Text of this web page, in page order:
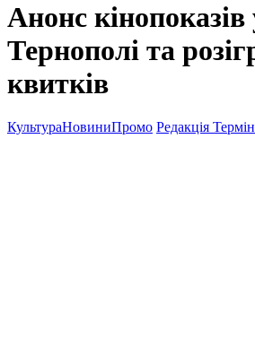
Анонс кінопоказів
Тернополі та
квитків
КультураНовиниПромо Редакція